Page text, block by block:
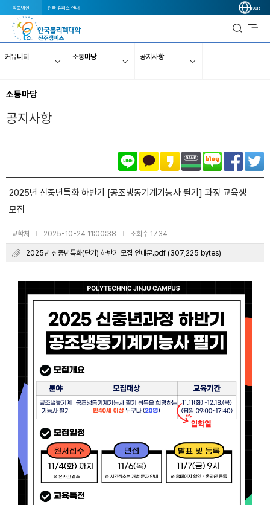
학교법인 전국 캠퍼스 안내 KOR
커뮤니티 소통마당 공지사항
소통마당
공지사항
2025년 신중년특화 하반기 [공조냉동기계기능사 필기] 과정 교육생
모집
교학처 | 2025-10-24 11:00:38 | 조회수 1734
2025년 신중년특화(단기) 하반기 모집 안내문.pdf (307,225 bytes)